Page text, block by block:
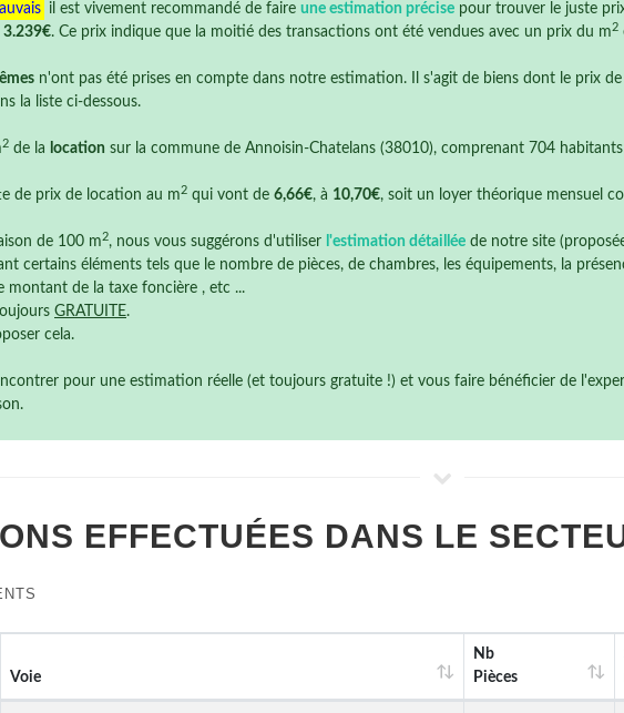
il est vivement recommandé de faire une estimation précisepour trouver le juste
3.239€. Ce prix indique que la moitié des transactions ont été vendues avec un prix du m 2
n'ont pas été prises en compte dans notre estimation. Il s'agit de biens dont le prix
la liste ci-dessous.
2 de la location sur la commune de Annoisin-Chatelans (38010), comprenant 704
de prix de location au m 2 qui vont de 6,66€, à 10,70€, soit un loyer théorique mensuel
de 100 m 2, nous vous suggérons d'utiliser l'estimation détaillée de notre site
certains éléments tels que le nombre de pièces, de chambres, les équipements, la
montant de la taxe foncière , etc ...
GRATUITE.
cela.
pour une estimation réelle (et toujours gratuite !) et vous faire bénéficier de
EFFECTUÉES DANS LE
Voie
Nb
Pièces